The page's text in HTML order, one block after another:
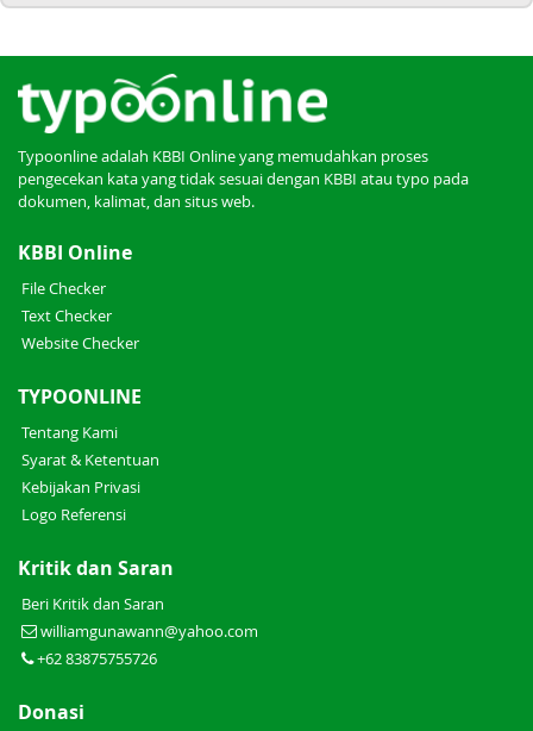
Typoonline adalah KBBI Online yang memudahkan proses
pengecekan kata yang tidak sesuai dengan KBBI atau typo pada
dokumen, kalimat, dan situs web.
KBBI Online
File Checker
Text Checker
Website Checker
TYPOONLINE
Tentang Kami
Syarat & Ketentuan
Kebijakan Privasi
Logo Referensi
Kritik dan Saran
Beri Kritik dan Saran
williamgunawann@yahoo.com
+62 83875755726
Donasi